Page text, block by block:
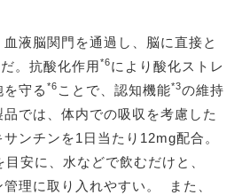
液脳関門を通過し、脳に直接と
。抗酸化作用*6により酸化ストレ
守る *6 ことで、認知機能*3の維持
では、体内での吸収を考慮した
ンチンを1日当たり12mg配合。
安に、水などで飲むだけと、
理に取り入れやすい。 また、